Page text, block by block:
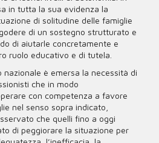
in tutta la sua evidenza la
di solitudine delle famiglie
di un sostegno strutturato e
di aiutarle concretamente e
ruolo educativo e di tutela.
è emersa la necessità di
che in modo
con competenza a favore
nel senso sopra indicato,
che quelli fino a oggi
di peggiorare la situazione per